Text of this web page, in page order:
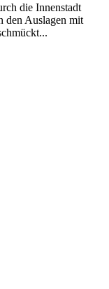
die Innenstadt
den Auslagen mit